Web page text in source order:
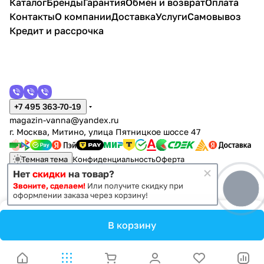
В корзину
КаталогБрендыГарантияОбмен и возвратОплата
КонтактыО компанииДоставкаУслугиСамовывоз
Кредит и рассрочка
+7 495 363-70-19
magazin-vanna@yandex.ru
г. Москва, Митино, улица Пятницкое шоссе 47
Темная тема КонфиденциальностьОферта
© 2011 - 2026 Vanna-vanna.ru
Нет скидки на товар?
Звоните, сделаем! Или получите скидку при
оформлении заказа через корзину!